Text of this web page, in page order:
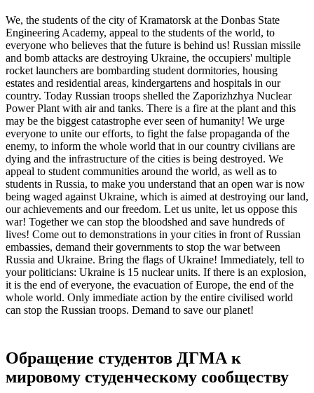
We, the students of the city of Kramatorsk at the Donbas State
Engineering Academy, appeal to the students of the world, to
everyone who believes that the future is behind us! Russian missile
and bomb attacks are destroying Ukraine, the occupiers' multiple
rocket launchers are bombarding student dormitories, housing
estates and residential areas, kindergartens and hospitals in our
country. Today Russian troops shelled the Zaporizhzhya Nuclear
Power Plant with air and tanks. There is a fire at the plant and this
may be the biggest catastrophe ever seen of humanity! We urge
everyone to unite our efforts, to fight the false propaganda of the
enemy, to inform the whole world that in our country civilians are
dying and the infrastructure of the cities is being destroyed. We
appeal to student communities around the world, as well as to
students in Russia, to make you understand that an open war is now
being waged against Ukraine, which is aimed at destroying our land,
our achievements and our freedom. Let us unite, let us oppose this
war! Together we can stop the bloodshed and save hundreds of
lives! Come out to demonstrations in your cities in front of Russian
embassies, demand their governments to stop the war between
Russia and Ukraine. Bring the flags of Ukraine! Immediately, tell to
your politicians: Ukraine is 15 nuclear units. If there is an explosion,
it is the end of everyone, the evacuation of Europe, the end of the
whole world. Only immediate action by the entire civilised world
can stop the Russian troops. Demand to save our planet!
Обращение студентов ДГМА к
мировому студенческому сообществу